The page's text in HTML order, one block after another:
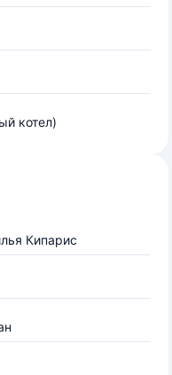
котел)
Кипарис